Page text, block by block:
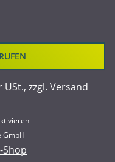
zzgl. Versand
GmbH
Shop